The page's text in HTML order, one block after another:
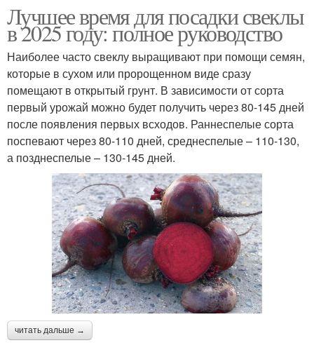
Лучшее время для посадки свеклы
в 2025 году: полное руководство
Наиболее часто свеклу выращивают при помощи семян,
которые в сухом или пророщенном виде сразу
помещают в открытый грунт. В зависимости от сорта
первый урожай можно будет получить через 80-145 дней
после появления первых всходов. Раннеспелые сорта
поспевают через 80-110 дней, среднеспелые – 110-130,
а позднеспелые – 130-145 дней.
читать дальше →